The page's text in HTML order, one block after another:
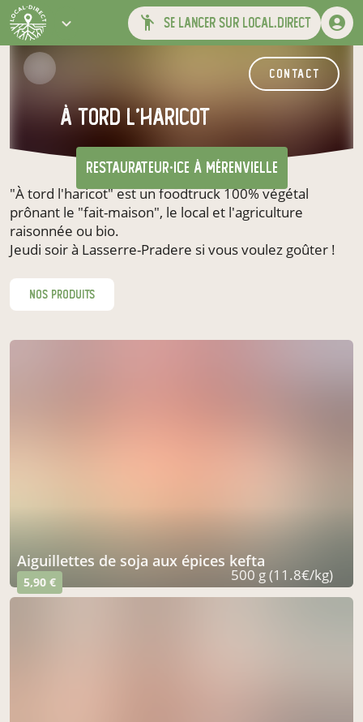
se lancer sur local.direct
contact
À tord l'haricot
restaurateur·ice à Mérenvielle
"À tord l'haricot" est un foodtruck 100% végétal
prônant le "fait-maison", le local et l'agriculture
raisonnée ou bio.
Jeudi soir à Lasserre-Pradere si vous voulez goûter !
nos produits
aiguillettes de soja aux épices kefta
5,90 € 500 g (11.8€/kg)